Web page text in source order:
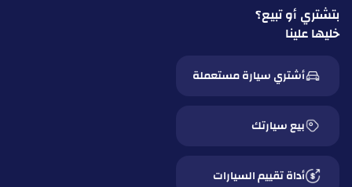
بتشتري أو تبيع؟
خليها علينا
أشتري سيارة مستعملة
بيع سيارتك
أداة تقييم السيارات